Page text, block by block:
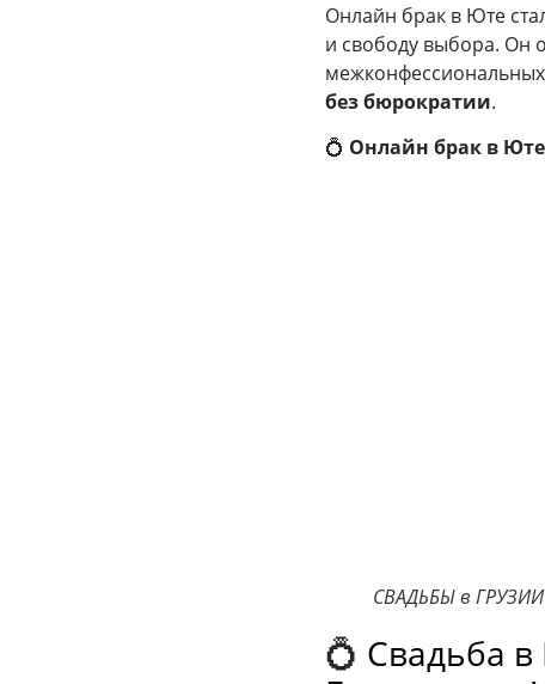
Онлайн брак в Юте
и свободу выбора. Он
без бюрократии.
💍 Онлайн брак в
СВАДЬБЫ в
💍 Свадьба в